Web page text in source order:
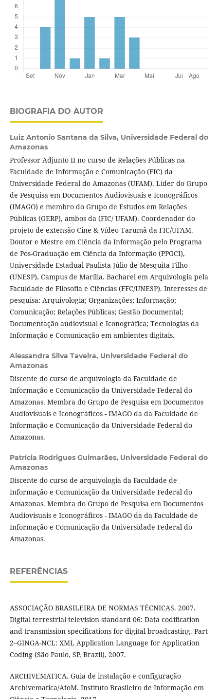
BIOGRAFIA DO AUTOR
Luiz Antonio Santana da Silva, Universidade Federal do
Amazonas
Professor Adjunto II no curso de Relações Públicas na
Faculdade de Informação e Comunicação (FIC) da
Universidade Federal do Amazonas (UFAM). Líder do Grupo
de Pesquisa em Documentos Audiovisuais e Iconográficos
(IMAGO) e membro do Grupo de Estudos em Relações
Públicas (GERP), ambos da (FIC/ UFAM). Coordenador do
projeto de extensão Cine & Vídeo Tarumã da FIC/UFAM.
Doutor e Mestre em Ciência da Informação pelo Programa
de Pós-Graduação em Ciência da Informação (PPGCI),
Universidade Estadual Paulista Júlio de Mesquita Filho
(UNESP), Campus de Marília. Bacharel em Arquivologia pela
Faculdade de Filosofia e Ciências (FFC/UNESP). Interesses de
pesquisa: Arquivologia; Organizações; Informação;
Comunicação; Relações Públicas; Gestão Documental;
Documentação audiovisual e Iconográfica; Tecnologias da
Informação e Comunicação em ambientes digitais.
Alessandra Silva Taveira, Universidade Federal do
Amazonas
Discente do curso de arquivologia da Faculdade de
Informação e Comunicação da Universidade Federal do
Amazonas. Membra do Grupo de Pesquisa em Documentos
Audiovisuais e Iconográficos - IMAGO da da Faculdade de
Informação e Comunicação da Universidade Federal do
Amazonas.
Patrícia Rodrigues Guimarães, Universidade Federal do
Amazonas
Discente do curso de arquivologia da Faculdade de
Informação e Comunicação da Universidade Federal do
Amazonas. Membra do Grupo de Pesquisa em Documentos
Audiovisuais e Iconográficos - IMAGO da da Faculdade de
Informação e Comunicação da Universidade Federal do
Amazonas.
REFERÊNCIAS
ASSOCIAÇÃO BRASILEIRA DE NORMAS TÉCNICAS. 2007.
Digital terrestrial television standard 06: Data codification
and transmission specifications for digital broadcasting. Part
2–GINGA-NCL: XML Application Language for Application
Coding (São Paulo, SP, Brazil), 2007.
ARCHIVEMATICA. Guia de instalação e configuração
Archivematica/AtoM. Instituto Brasileiro de Informação em